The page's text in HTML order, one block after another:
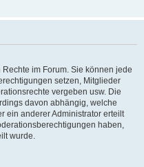
im Forum. Sie können jede
setzen, Mitglieder
vergeben usw. Die
davon abhängig, welche
ein anderer Administrator erteilt
haben,
wurde.